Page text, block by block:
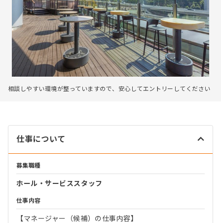
相談しやすい環境が整っていますので、安心してエントリーしてください
仕事について
募集職種
ホール・サービススタッフ
仕事内容
【マネージャー（候補）の仕事内容】